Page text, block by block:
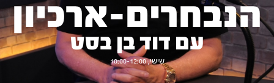
הנבחרים-ארכיון
עם דוד בן בסט
שישי, 10:00-12:00